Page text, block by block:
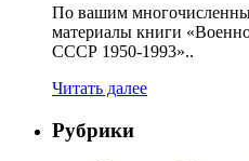
По вашим
материалы книги
СССР 1950-1993»..
Читать далее
Рубрики